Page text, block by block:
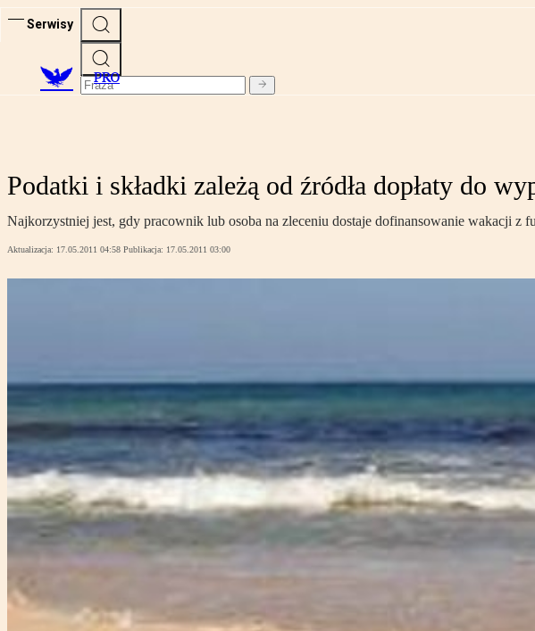
Serwisy
PRO
Podatki i składki zależą od źródła dopłaty do
Najkorzystniej jest, gdy pracownik lub osoba na zleceniu dostaje dofinansowanie wakacji z
Aktualizacja: 17.05.2011 04:58 Publikacja: 17.05.2011 03:00